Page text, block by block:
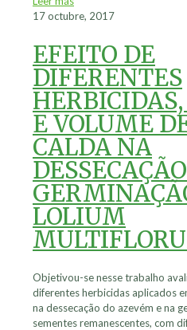
17 octubre, 2017
EFEITO DE
DIFERENTES
E VOLUME
CALDA NA
LOLIUM
Objetivou-se nesse trabalho
diferentes herbicidas aplicados
na dessecação do azevém e na
sementes remanescentes, com